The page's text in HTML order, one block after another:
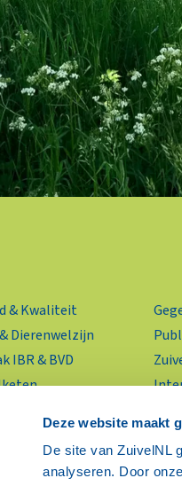
Deze website maakt
De site van ZuivelNL
analyseren. Door
& Kwaliteit
Dierenwelzijn
IBR & BVD